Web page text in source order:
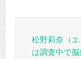
松野莉奈（
は調査中で